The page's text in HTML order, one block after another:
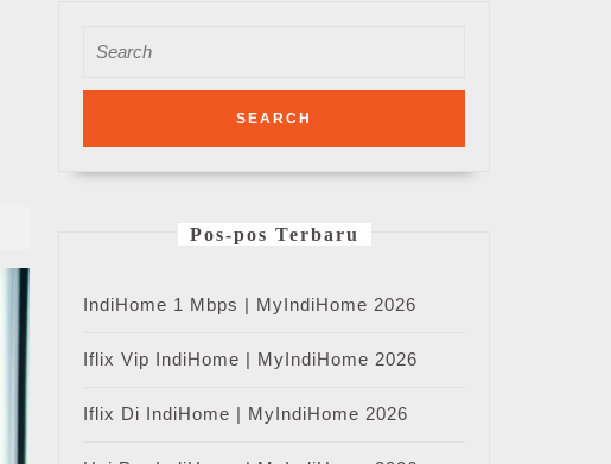
for:
Pos-pos Terbaru
IndiHome 1 Mbps | MyIndiHome 2026
Iflix Vip IndiHome | MyIndiHome 2026
Iflix Di IndiHome | MyIndiHome 2026